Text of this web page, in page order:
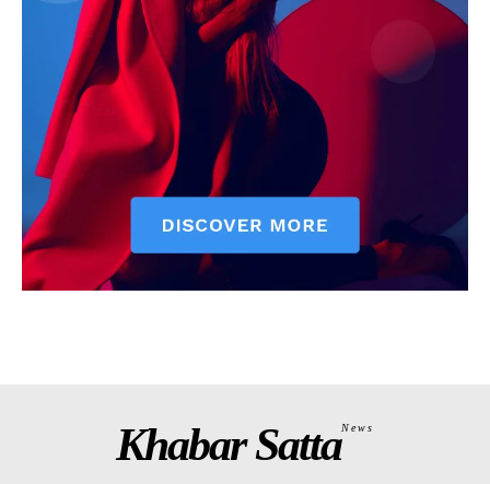
Khabar SattaNews